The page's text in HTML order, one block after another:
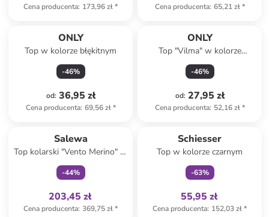
Cena producenta: 173,96 zł* Cena producenta: 65,21 zł*
ONLY
Top w kolorze błękitnym
-46%
od: 36,95 zł
Cena producenta: 69,56 zł*
ONLY
Top "Vilma" w kolorze
turkusowym
-46%
od: 27,95 zł
Cena producenta: 52,16 zł*
Salewa
Top kolarski "Vento Merino" w
kolorze jasnoróżowo-czarnym
-44%
203,45 zł
Cena producenta: 369,75 zł*
Schiesser
Top w kolorze czarnym
-63%
55,95 zł
Cena producenta: 152,03 zł*